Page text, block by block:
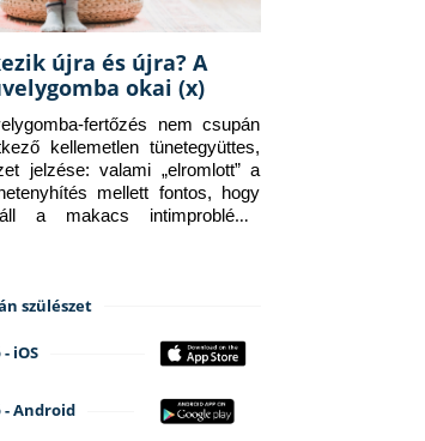
újra és újra? A
okai (x)
fertőzés nem csupán
kellemetlen tünetegyüttes,
jelzése: valami „elromlott” a
mellett fontos, hogy
a makacs intimprobléma
szülészet
iOS
- Android